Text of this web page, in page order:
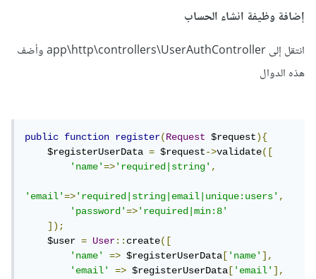
إضافة وظيفة انشاء الحساب
انتقل إلى app\http\controllers\UserAuthController وأضف
هذه الدوال
public function register(Request $request){
    $registerUserData
= $request->validate([
'name'=>'required|string',
'email'=>'required|string|email|unique:users',
'password'=>'required|min:8'
]);
    $user
= User::create([
'name'
=> $registerUserData ['name'],
'email'
=> $registerUserData ['email'],